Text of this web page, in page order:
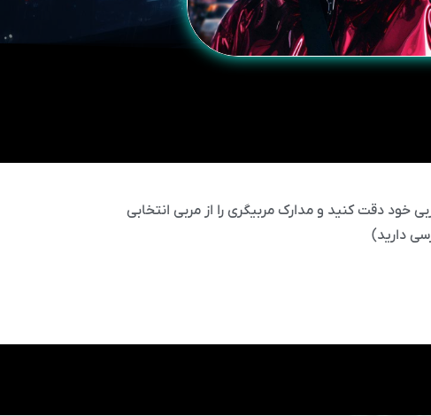
خود دقت کنید و مدارک مربیگری را از مربی انتخابی
دارید)